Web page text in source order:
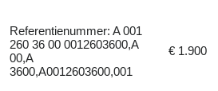
Referentienummer: A 001
260 36 00 0012603600,A
00,A
3600,A0012603600,001
€ 1.900